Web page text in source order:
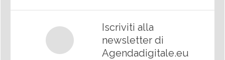
Iscriviti alla
newsletter di
Agendadigitale.eu